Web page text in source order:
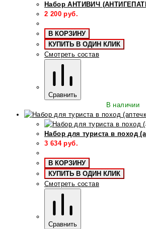
Набор АНТИВИЧ
2 200 руб.
В КОРЗИНУ
КУПИТЬ В ОДИН КЛИК
Смотреть состав
Сравнить
В наличии
Набор для туриста в поход
3 634руб.
В КОРЗИНУ
КУПИТЬ В ОДИН КЛИК
Смотреть состав
Сравнить